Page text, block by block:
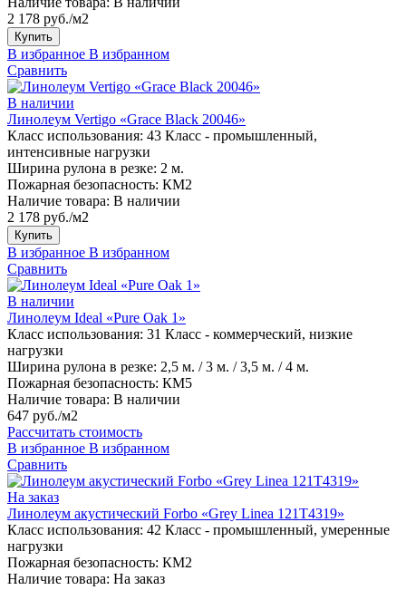
2 178 руб./м2
Купить
В избранное В избранном
Сравнить
В наличии
Линолеум Vertigo «Grace Black 20046»
Класс использования: 43 Класс - промышленный,
интенсивные нагрузки
Ширина рулона в резке: 2 м.
Пожарная безопасность: КМ2
Наличие товара: В наличии
2 178 руб./м2
Купить
В избранное В избранном
Сравнить
В наличии
Линолеум Ideal «Pure Oak 1»
Класс использования: 31 Класс - коммерческий, низкие
нагрузки
Ширина рулона в резке: 2,5 м. / 3 м. / 3,5 м. / 4 м.
Пожарная безопасность: КМ5
Наличие товара: В наличии
647 руб./м2
Рассчитать стоимость
В избранное В избранном
Сравнить
На заказ
Линолеум акустический Forbo «Grey Linea 121T4319»
Класс использования: 42 Класс - промышленный, умеренные
нагрузки
Пожарная безопасность: КМ2
Наличие товара: На заказ